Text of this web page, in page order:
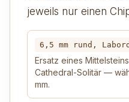
jeweils nur einen
6,5 mm rund,
Ersatz eines
Cathedral-Solitär —
mm.